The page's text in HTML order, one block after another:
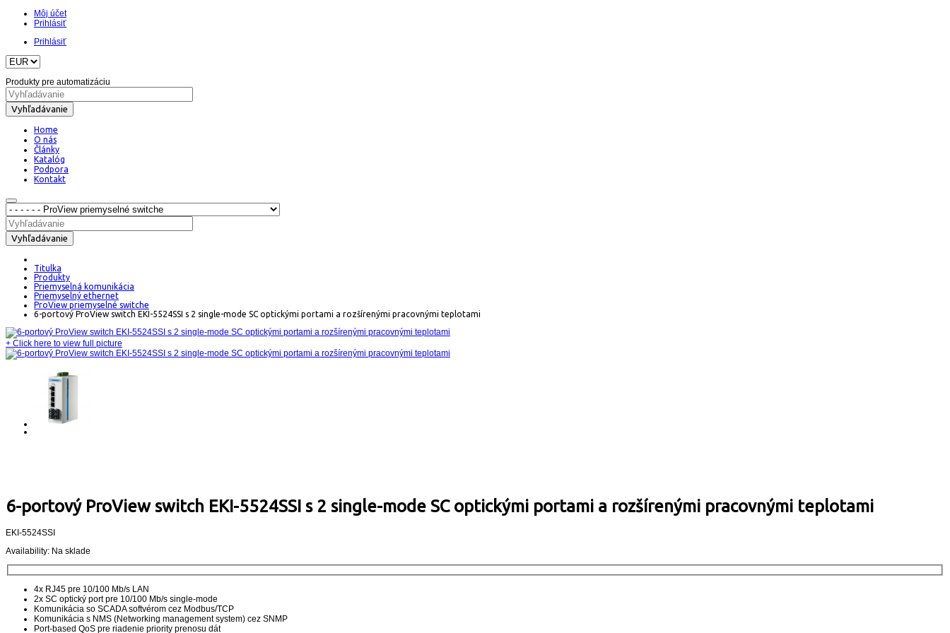
Môj účet
Prihlásiť
Prihlásiť
Produkty pre automatizáciu
Vyhľadávanie
Home
O nás
Články
Katalóg
Podpora
Kontakt
Vyhľadávanie
Titulka
Produkty
Priemyselná komunikácia
Priemyselný ethernet
ProView priemyselné switche
6-portový ProView switch EKI-5524SSI s 2 single-mode SC optickými portami a rozšírenými pracovnými teplotami
+ Click here to view full picture
6-portový ProView switch EKI-5524SSI s 2 single-mode SC optickými portami a rozšírenými pracovnými teplotami
EKI-5524SSI
Availability: Na sklade
4x RJ45 pre 10/100 Mb/s LAN
2x SC optický port pre 10/100 Mb/s single-mode
Komunikácia so SCADA softvérom cez Modbus/TCP
Komunikácia s NMS (Networking management system) cez SNMP
Port-based QoS pre riadenie priority prenosu dát